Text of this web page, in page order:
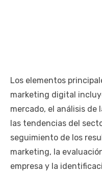
Los elementos
marketing digital
mercado, el análisis de
las tendencias del
seguimiento de los
marketing, la
empresa y la